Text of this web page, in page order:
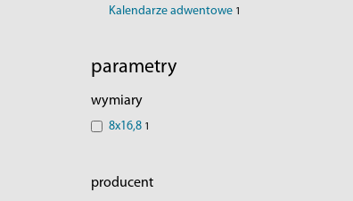
Kalendarze adwentowe 1
parametry
wymiary
8x16,8 1
producent